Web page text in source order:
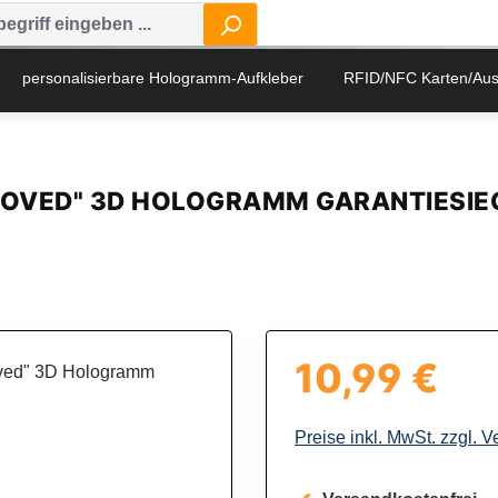
personalisierbare Hologramm-Aufkleber RFID/NFC Karten/
3D HOLOGRAMM
Regulärer Preis:
10,99 €
Preise inkl. MwSt. zzgl.